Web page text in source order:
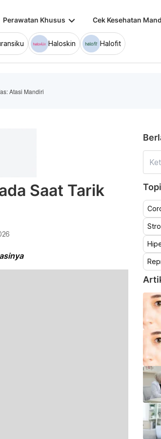
Perawatan Khusus keyboard_arrow_down Cek Kesehatan
Haloskin Halofit
Atasi Mandiri
Saat Tarik